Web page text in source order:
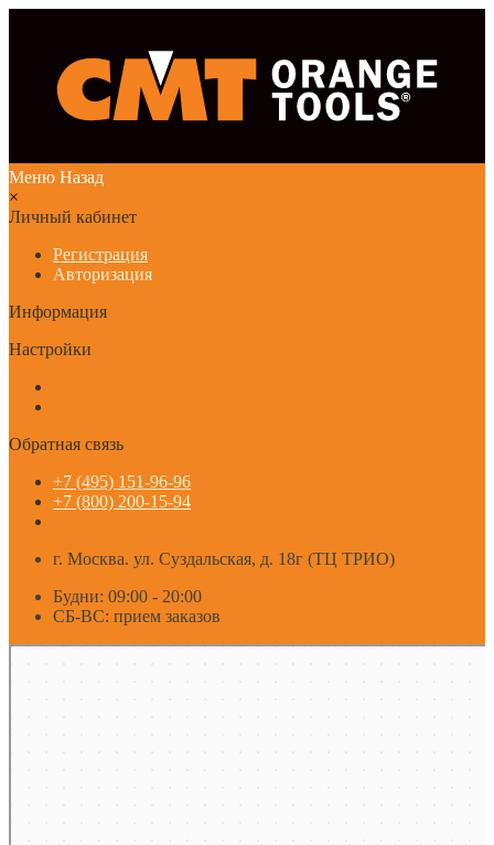
Меню Назад
×
Личный кабинет
Регистрация
Авторизация
Информация
Настройки
Обратная связь
+7 (495) 151-96-96
+7 (800) 200-15-94
г. Москва. ул. Суздальская, д. 18г (ТЦ ТРИО)
Будни: 09:00 - 20:00
СБ-ВС: прием заказов